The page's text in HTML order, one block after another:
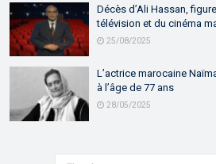
Décès d’Ali Hassan,
télévision et du cinéma
25/08/2025
L’actrice marocaine
à l’âge de 77 ans
28/05/2025